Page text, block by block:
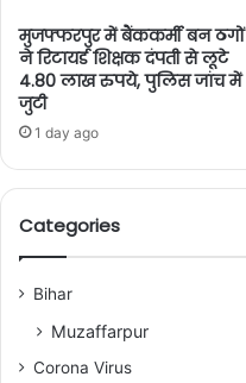
मुजफ्फरपुर में बैंककर्मी बन ठगों
ने रिटायर्ड शिक्षक दंपती से लूटे
4.80 लाख रुपये, पुलिस जांच में
जुटी
1 day ago
Categories
Bihar
Muzaffarpur
Corona Virus